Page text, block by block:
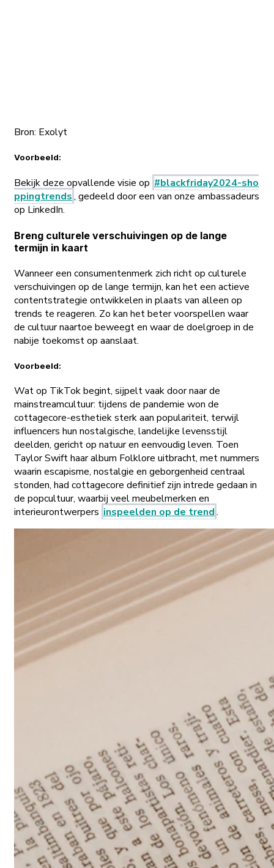
Bron: Exolyt
Voorbeeld:
Bekijk deze opvallende visie op #blackfriday2024-sho
ppingtrends, gedeeld door een van onze ambassadeurs
op LinkedIn.
Breng culturele verschuivingen op de lange
termijn in kaart
Wanneer een consumentenmerk zich richt op culturele
verschuivingen op de lange termijn, kan het een actieve
contentstrategie ontwikkelen in plaats van alleen op
trends te reageren. Zo kan het beter voorspellen waar
de cultuur naartoe beweegt en waar de doelgroep in de
nabije toekomst op aanslaat.
Voorbeeld:
Wat op TikTok begint, sijpelt vaak door naar de
mainstreamcultuur: tijdens de pandemie won de
cottagecore-esthetiek sterk aan populariteit, terwijl
influencers hun nostalgische, landelijke levensstijl
deelden, gericht op natuur en eenvoudig leven. Toen
Taylor Swift haar album Folklore uitbracht, met nummers
waarin escapisme, nostalgie en geborgenheid centraal
stonden, had cottagecore definitief zijn intrede gedaan in
de popcultuur, waarbij veel meubelmerken en
interieurontwerpers inspeelden op de trend.